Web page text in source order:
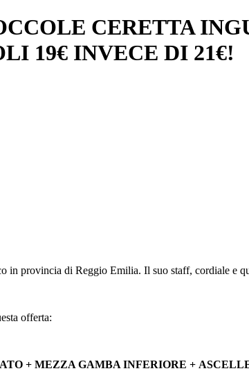
CERETTA
19€ INVECE DI 21€!
in provincia di Reggio Emilia. Il suo staff, cordiale e
offerta:
+ MEZZA GAMBA INFERIORE +